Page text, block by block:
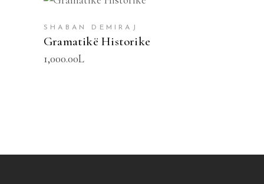
SHABAN DEMIRAJ
Gramatikë Historike
1,000.00L